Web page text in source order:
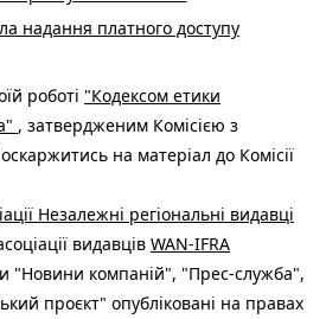
надання платного доступу
роботі "Кодексом етики
, затвердженим Комісією з
на матеріал до Комісії
Незалежні регіональні видавці
видавців WAN-IFRA
"Новини компаній", "Прес-служба",
проєкт" опубліковані на правах